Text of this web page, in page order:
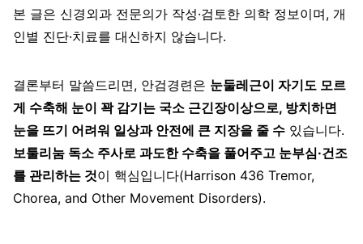
본 글은 신경외과 전문의가 작성·검토한 의학 정보이며, 개
인별 진단·치료를 대신하지 않습니다.
결론부터 말씀드리면, 안검경련은 눈둘레근이 자기도 모르
게 수축해 눈이 꽉 감기는 국소 근긴장이상으로, 방치하면
눈을 뜨기 어려워 일상과 안전에 큰 지장을 줄 수 있습니다.
보툴리눔 독소 주사로 과도한 수축을 풀어주고 눈부심·건조
를 관리하는 것이 핵심입니다(Harrison 436 Tremor,
Chorea, and Other Movement Disorders).